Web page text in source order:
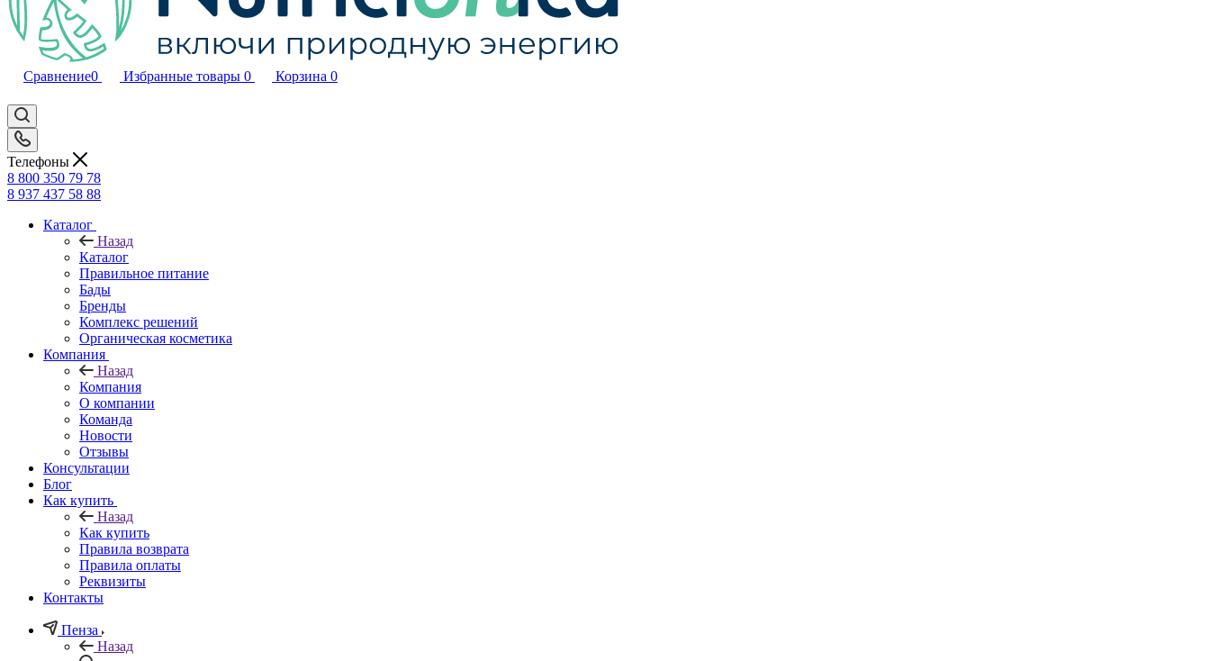
Сравнение0 Избранные товары 0 Корзина 0
Телефоны
8 800 350 79 78
8 937 437 58 88
Каталог
Назад
Каталог
Правильное питание
Бады
Бренды
Комплекс решений
Органическая косметика
Компания
Назад
Компания
О компании
Команда
Новости
Отзывы
Консультации
Блог
Как купить
Назад
Как купить
Правила возврата
Правила оплаты
Реквизиты
Контакты
Пенза
Назад